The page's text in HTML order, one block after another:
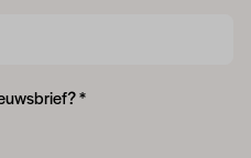
Wilt u zich inschrijven voor de nieuwsbrief? *